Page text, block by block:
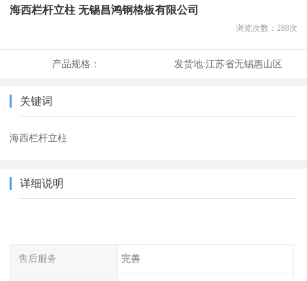
海西栏杆立柱 无锡昌鸿钢格板有限公司
浏览次数： 288次
产品规格： 发货地:江苏省无锡惠山区
关键词
海西栏杆立柱
详细说明
售后服务 完善